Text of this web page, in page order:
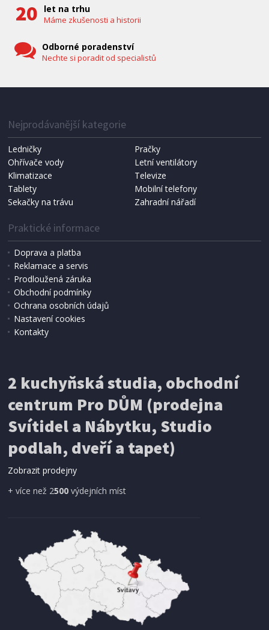
let na trhu
Máme zkušenosti a historii
Odborné poradenství
Nechte si poradit od specialistů
Nejprodávanější kategorie
Ledničky
Pračky
Ohřívače vody
Letní ventilátory
Klimatizace
Televize
Tablety
Mobilní telefony
Sekačky na trávu
Zahradní nářadí
Praktické informace
Doprava a platba
Reklamace a servis
Prodloužená záruka
Obchodní podmínky
Ochrana osobních údajů
Nastavení cookies
Kontakty
2 kuchyňská studia, obchodní
centrum Pro DŮM (prodejna
Svítidel a Nábytku, Studio
podlah, dveří a tapet)
Zobrazit prodejny
+ více než 2500 výdejních míst